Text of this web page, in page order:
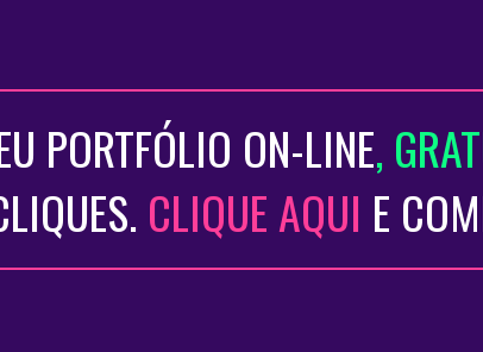
PORTFÓLIO ON-LINE,
CLIQUE AQUI E